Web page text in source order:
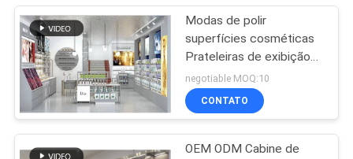
PRIVACY
POLICY
Cremalheira de
exposição dos
esportes
Modas de polir
superfícies cosméticas
Prateleiras de exibição
com logotipo e suporte
de exibição acrílica
negotiable MOQ:10
CONTATO
OEM ODM Cabine de